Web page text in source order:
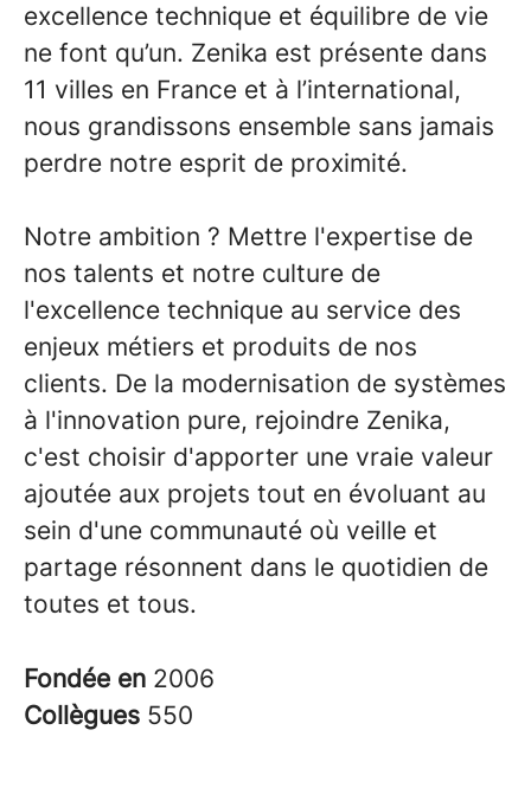
excellence technique et équilibre de vie
ne font qu’un. Zenika est présente dans
11 villes en France et à l’international,
nous grandissons ensemble sans jamais
perdre notre esprit de proximité.
Notre ambition ? Mettre l'expertise de
nos talents et notre culture de
l'excellence technique au service des
enjeux métiers et produits de nos
clients. De la modernisation de systèmes
à l'innovation pure, rejoindre Zenika,
c'est choisir d'apporter une vraie valeur
ajoutée aux projets tout en évoluant au
sein d'une communauté où veille et
partage résonnent dans le quotidien de
toutes et tous.
Fondée en 2006
Collègues 550